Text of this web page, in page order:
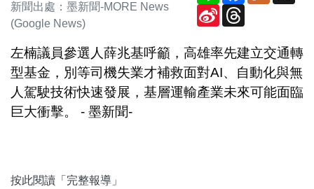
新聞出處：墨新聞-MORE News
(Google News)
Sina
Weibo
Threads
左楠議員參選人薛兆基呼籲，高雄率先建立交通轉
型基金，別等司機失業才補救面對AI、自動化與無
人駕駛技術快速發展，基層運輸產業未來可能面臨
巨大衝擊。 - 墨新聞-
按此閱讀「完整報導」